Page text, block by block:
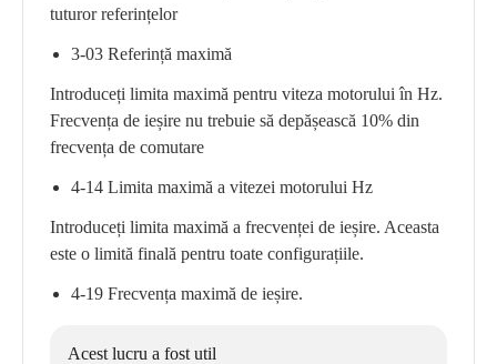
tuturor referințelor
3-03 Referință maximă
Introduceți limita maximă pentru viteza motorului în Hz.
Frecvența de ieșire nu trebuie să depășească 10% din
frecvența de comutare
4-14 Limita maximă a vitezei motorului Hz
Introduceți limita maximă a frecvenței de ieșire. Aceasta
este o limită finală pentru toate configurațiile.
4-19 Frecvența maximă de ieșire.
Acest lucru a fost util